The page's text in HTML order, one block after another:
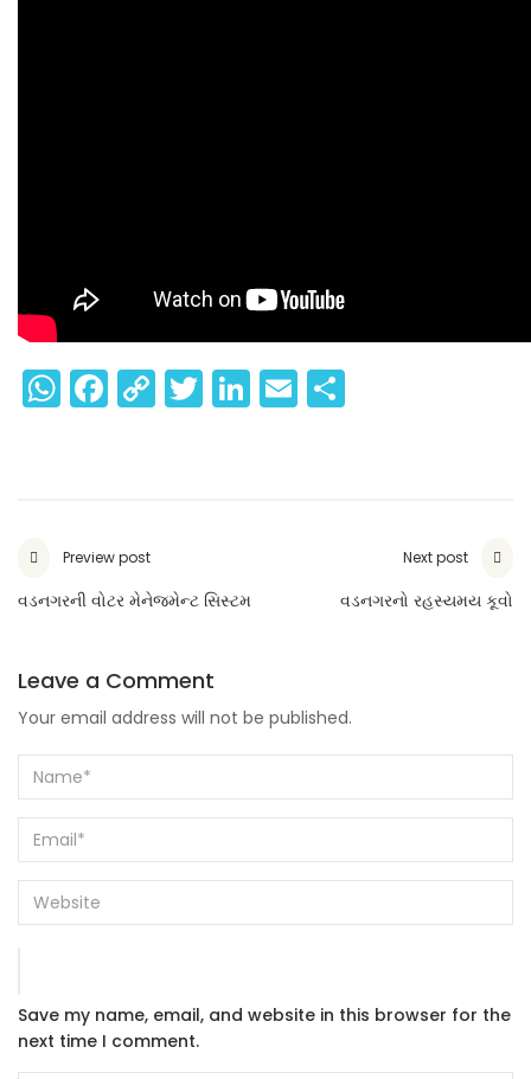
WhatsApp
Facebook
Copy
Link
Twitter
LinkedIn
Email
Preview post
વડનગરની વોટર મેનેજમેન્ટ સિસ્ટમ
Next post
વડનગરનો રહસ્યમય કૂવો
Leave a Comment
Your email address will not be published.
Save my name, email, and website in this browser for the
next time I comment.